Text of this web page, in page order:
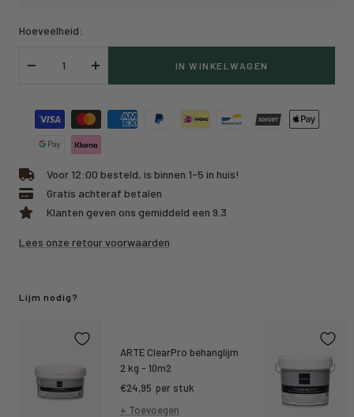
Hoeveelheid:
Verlaag
Verhoog
IN WINKELWAGEN
Voor 12:00 besteld, is binnen 1-5 in huis!
Gratis achteraf betalen
Klanten geven ons gemiddeld een 9.3
Lees onze retour voorwaarden
Lijm nodig?
ARTE ClearPro behanglijm
2 kg - 10m2
Kortings
prijs
€24,95 per stuk
+ Toevoegen